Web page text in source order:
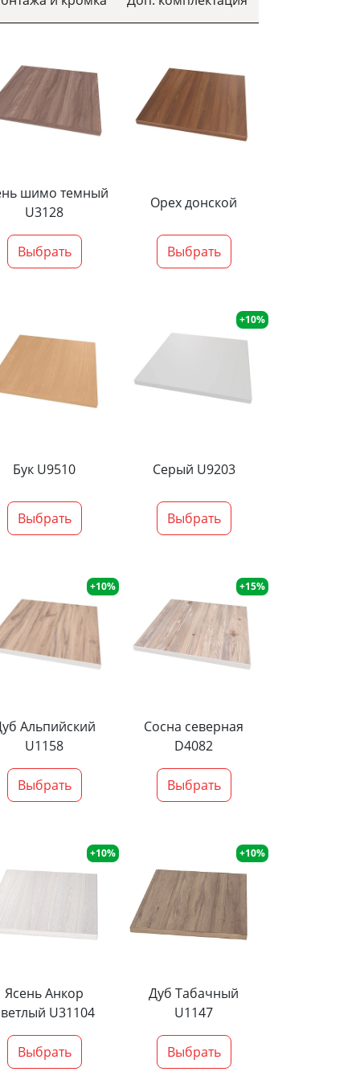
шимо темный
U3128
Выбрать
Орех донской
Выбрать
Бук U9510
Выбрать
+10%
Серый U9203
Выбрать
+10%
Альпийский
U1158
Выбрать
+15%
Сосна северная
D4082
Выбрать
+10%
Ясень Анкор
U31104
Выбрать
+10%
Дуб Табачный
U1147
Выбрать